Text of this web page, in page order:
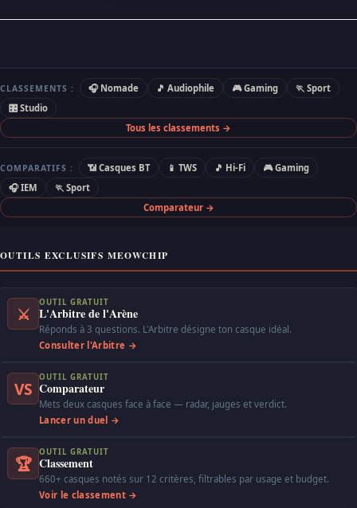
CLASSEMENTS : 🎧 Nomade 🎵 Audiophile 🎮 Gaming
🏃 Sport
🎛 Studio
Tous les classements →
COMPARATIFS : 📶 Casques BT 📱 TWS 🎵 Hi-Fi
🎮 Gaming
🎧 IEM
🏃 Sport
Comparateur →
OUTILS EXCLUSIFS MEOWCHIP
⚔
OUTIL GRATUIT
L'Arbitre de l'Arène
Réponds à 3 questions. L'Arbitre désigne ton casque idéal.
Consulter l'Arbitre →
VS
OUTIL GRATUIT
Comparateur
Mets deux casques face à face — radar, jauges et verdict.
Lancer un duel →
🏆
OUTIL GRATUIT
Classement
660+ casques notés sur 12 critères, filtrables par usage et budget.
Voir le classement →